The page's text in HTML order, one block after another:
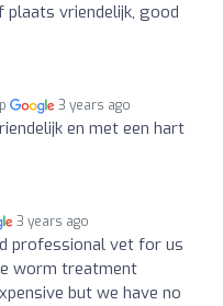
plaats vriendelijk, good
3 years ago
en met een hart
3 years ago
professional vet for us
worm treatment
but we have no